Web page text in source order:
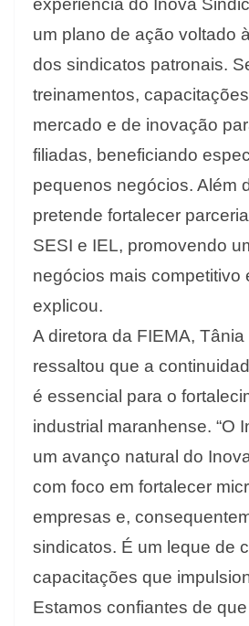
experiência do Inova
um plano de ação voltado
dos sindicatos patronais.
treinamentos,
mercado e de inovação
filiadas, beneficiando
pequenos negócios. Além
pretende fortalecer
SESI e IEL, promovendo
negócios mais competitivo
explicou.
A diretora da FIEMA, Tânia
ressaltou que a
é essencial para o
industrial maranhense. “O
um avanço natural do
com foco em fortalecer
empresas e,
sindicatos. É um leque de
capacitações que
Estamos confiantes de